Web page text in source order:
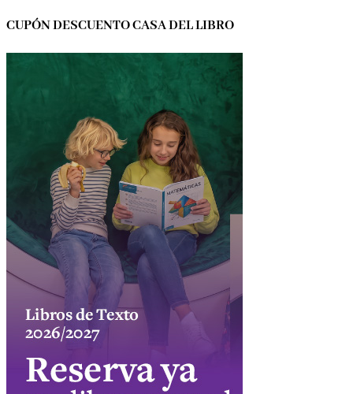
CUPÓN DESCUENTO CASA DEL LIBRO